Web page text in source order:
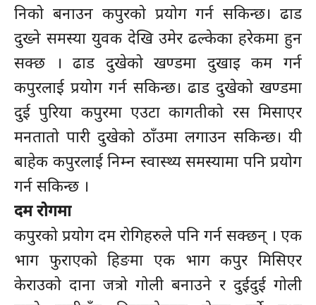
निको बनाउन कपुरको प्रयोग गर्न सकिन्छ। ढाड
दुख्ने समस्या युवक देखि उमेर ढल्केका हरेकमा हुन
सक्छ । ढाड दुखेको खण्डमा दुखाइ कम गर्न
कपुरलाई प्रयोग गर्न सकिन्छ। ढाड दुखेको खण्डमा
दुई पुरिया कपुरमा एउटा कागतीको रस मिसाएर
मनतातो पारी दुखेको ठाँउमा लगाउन सकिन्छ। यी
बाहेक कपुरलाई निम्न स्वास्थ्य समस्यामा पनि प्रयोग
गर्न सकिन्छ ।
दम रोगमा
कपुरको प्रयोग दम रोगिहरुले पनि गर्न सक्छन् । एक
भाग फुराएको हिङमा एक भाग कपुर मिसिएर
केराउको दाना जत्रो गोली बनाउने र दुईदुई गोली